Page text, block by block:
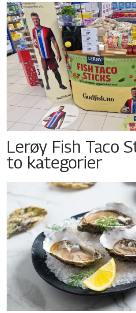
Lerøy Fish Taco
to kategorier